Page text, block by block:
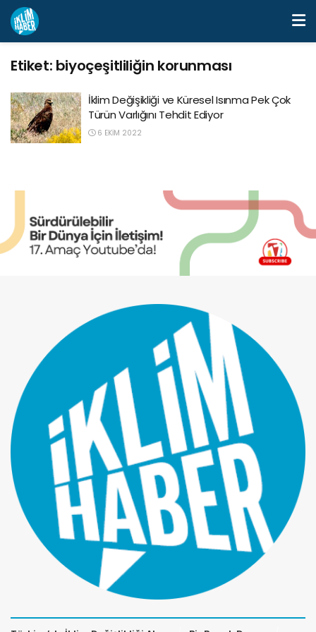
Etiket: biyoçeşitliliğin korunması
İklim Değişikliği ve Küresel Isınma Pek Çok
Türün Varlığını Tehdit Ediyor
6 EKIM 2022